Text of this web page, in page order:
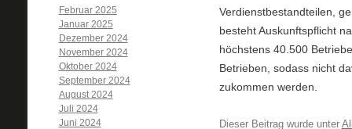
Verdienstbestandteilen,
besteht Auskunftspflicht
höchstens 40.500
Betrieben, sodass nicht
zukommen werden.
Dieser Beitrag wurde unter
Februar 2025
Januar 2025
Dezember 2024
November 2024
Oktober 2024
September 2024
August 2024
Juli 2024
Juni 2024